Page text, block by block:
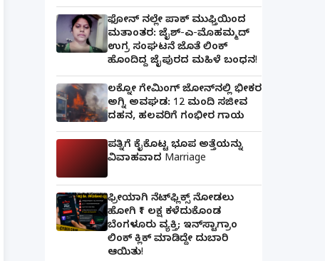
ಫೋನ್ ನಲ್ಲೇ ಪಾಕ್ ಮುಫ್ತಿಯಿಂದ
ಮತಾಂತರ: ಜೈಶ್-ಎ-ಮೊಹಮ್ಮದ್
ಉಗ್ರ ಸಂಘಟನೆ ಜೊತೆ ಲಿಂಕ್
ಹೊಂದಿದ್ದ ಜೈಪುರದ ಮಹಿಳೆ ಬಂಧನ!
ಲಕ್ನೋ ಗೇಮಿಂಗ್ ಜೋನ್‌ನಲ್ಲಿ ಭೀಕರ
ಅಗ್ನಿ ಅವಘಡ: 12 ಮಂದಿ ಸಜೀವ
ದಹನ, ಹಲವರಿಗೆ ಗಂಭೀರ ಗಾಯ
ಪತ್ನಿಗೆ ಕೈಕೊಟ್ಟ ಭೂಪ ಅತ್ತೆಯನ್ನು
ವಿವಾಹವಾದ Marriage
ಫ್ರೀಯಾಗಿ ನೆಟ್‌ಫ್ಲಿಕ್ಸ್ ನೋಡಲು
ಹೋಗಿ ₹1 ಲಕ್ಷ ಕಳೆದುಕೊಂಡ
ಬೆಂಗಳೂರು ವ್ಯಕ್ತಿ; ಇನ್‌ಸ್ಟಾಗ್ರಾಂ
ಲಿಂಕ್ ಕ್ಲಿಕ್ ಮಾಡಿದ್ದೇ ದುಬಾರಿ
ಆಯಿತು!